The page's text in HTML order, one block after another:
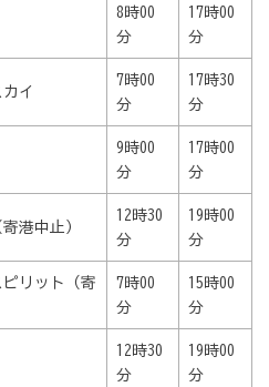
8時00
分
17時00
分
イ
7時00
分
17時30
分
9時00
分
17時00
分
港中止）
12時30
分
19時00
分
ピリット（寄
7時00
分
15時00
分
12時30
分
19時00
分